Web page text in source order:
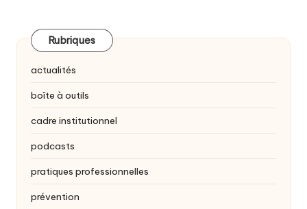
Rubriques
actualités
boîte à outils
cadre institutionnel
podcasts
pratiques professionnelles
prévention